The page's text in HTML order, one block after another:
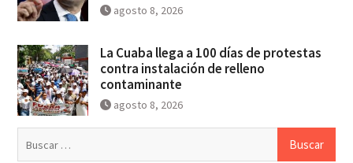
agosto 8, 2026
La Cuaba llega a 100 días de protestas
contra instalación de relleno
contaminante
agosto 8, 2026